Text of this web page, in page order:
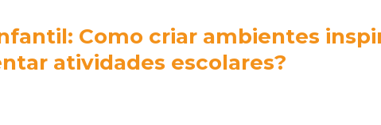
Como criar ambientes
atividades escolares?